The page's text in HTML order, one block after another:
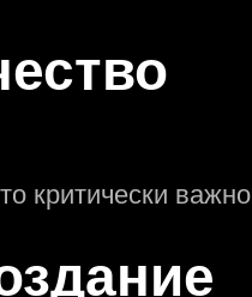
критически важно